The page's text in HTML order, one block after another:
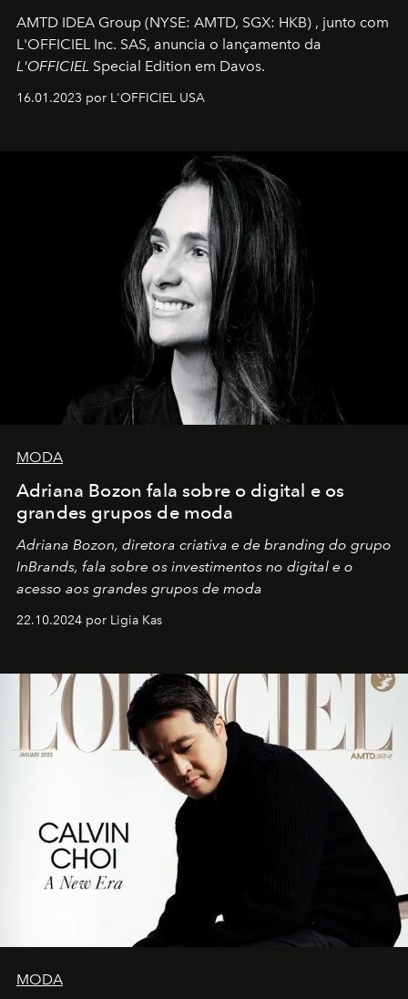
AMTD IDEA Group (NYSE: AMTD, SGX: HKB) , junto com
L'OFFICIEL Inc. SAS, anuncia o lançamento da
L'OFFICIEL Special Edition em Davos.
16.01.2023 por L'OFFICIEL USA
MODA
Adriana Bozon fala sobre o digital e os
grandes grupos de moda
Adriana Bozon, diretora criativa e de branding do grupo
InBrands, fala sobre os investimentos no digital e o
acesso aos grandes grupos de moda
22.10.2024 por Ligia Kas
MODA